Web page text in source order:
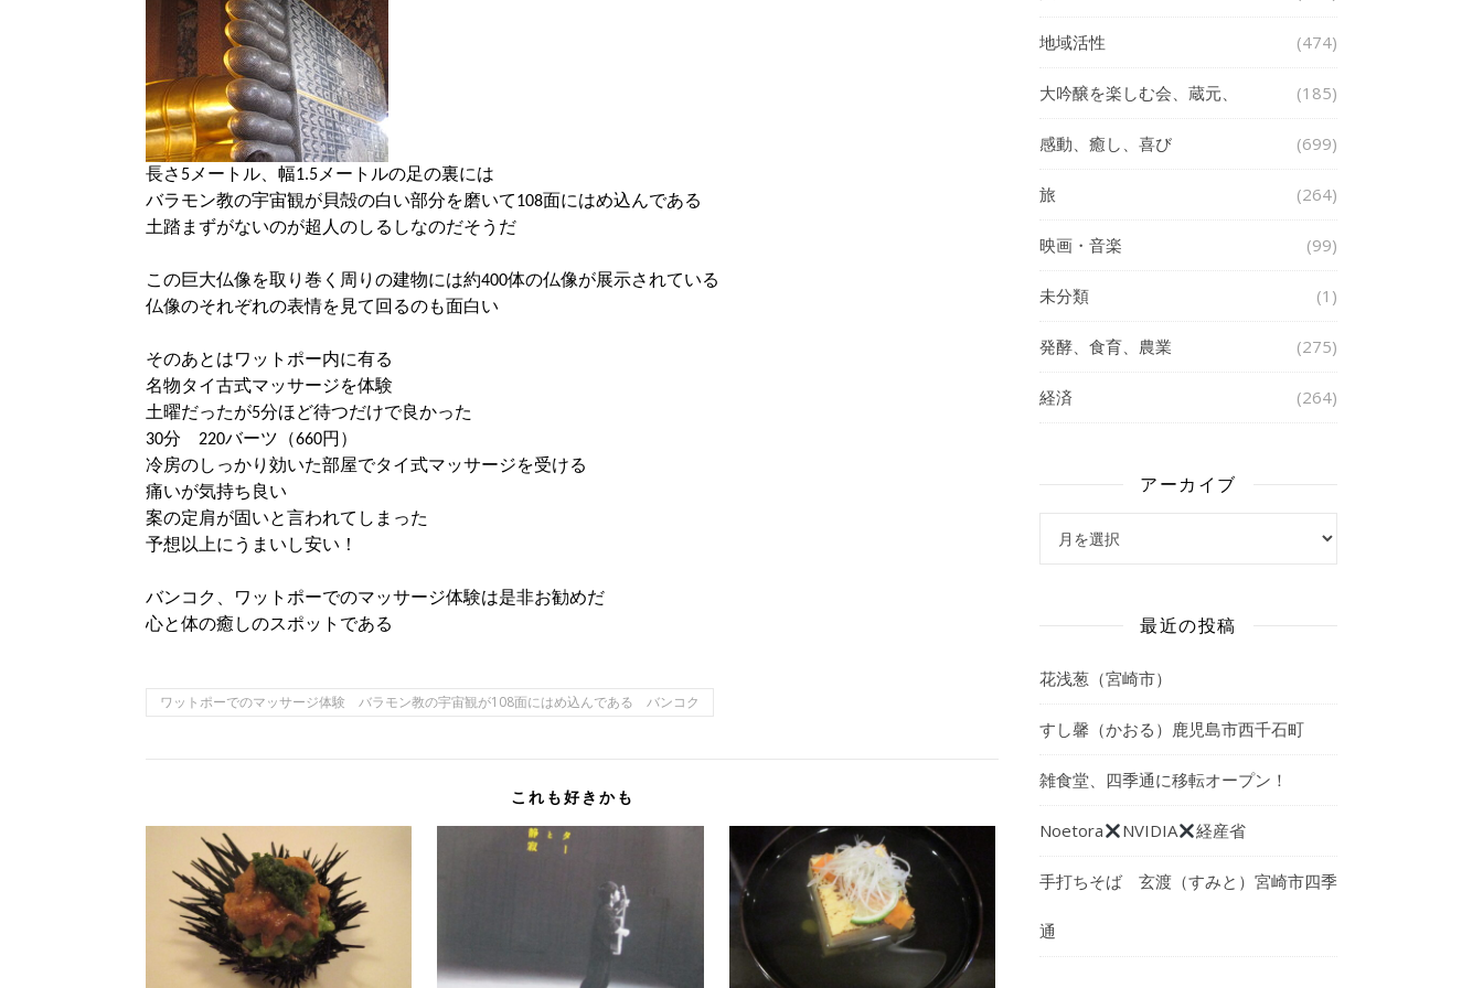
長さ5メートル、幅1.5メートルの足の裏には
バラモン教の宇宙観が貝殻の白い部分を磨いて108面にはめ込んである
土踏まずがないのが超人のしるしなのだそうだ
この巨大仏像を取り巻く周りの建物には約400体の仏像が展示されている
仏像のそれぞれの表情を見て回るのも面白い
そのあとはワットポー内に有る
名物タイ古式マッサージを体験
土曜だったが5分ほど待つだけで良かった
30分 220バーツ（660円）
冷房のしっかり効いた部屋でタイ式マッサージを受ける
痛いが気持ち良い
案の定肩が固いと言われてしまった
予想以上にうまいし安い！
バンコク、ワットポーでのマッサージ体験は是非お勧めだ
心と体の癒しのスポットである
ワットポーでのマッサージ体験 バラモン教の宇宙観が108面にはめ込んである バンコク
これも好きかも
地域活性 (474)
大吟醸を楽しむ会、蔵元、 (185)
感動、癒し、喜び (699)
旅 (264)
映画・音楽 (99)
未分類 (1)
発酵、食育、農業 (275)
経済 (264)
アーカイブ
最近の投稿
花浅葱（宮崎市）
すし馨（かおる）鹿児島市西千石町
雑食堂、四季通に移転オープン！
Noetora NVIDIA 経産省
手打ちそば 玄渡（すみと）宮崎市四季
通